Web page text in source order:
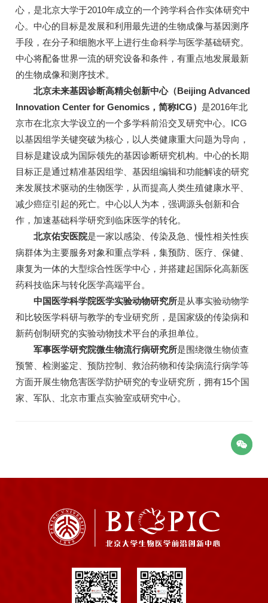
心，是北京大学于2010年成立的一个跨学科合作实体研究中
心。中心的目标是发展和利用最先进的生物成像与基因测序
手段，在分子和细胞水平上进行生命科学与医学基础研究。
中心将配备世界一流的研究设备和条件，有重点地发展最新
的生物成像和测序技术。
北京未来基因诊断高精尖创新中心（Beijing Advanced
Innovation Center for Genomics，简称ICG） 是2016年北
京市在北京大学设立的一个多学科前沿交叉研究中心。ICG
以基因组学关键突破为核心，以人类健康重大问题为导向，
目标是建设成为国际领先的基因诊断研究机构。中心的长期
目标正是通过精准基因组学、基因组编辑和功能解读的研究
来发展技术驱动的生物医学，从而提高人类生殖健康水平、
减少癌症引起的死亡。中心以人为本，强调源头创新和合
作，加速基础科学研究到临床医学的转化。
北京佑安医院是一家以感染、传染及急、慢性相关性疾
病群体为主要服务对象和重点学科，集预防、医疗、保健、
康复为一体的大型综合性医学中心，并搭建起国际化高新医
药科技临床与转化医学高端平台。
中国医学科学院医学实验动物研究所是从事实验动物学
和比较医学科研与教学的专业研究所，是国家级的传染病和
新药创制研究的实验动物技术平台的承担单位。
军事医学研究院微生物流行病研究所是围绕微生物侦查
预警、检测鉴定、预防控制、救治药物和传染病流行病学等
方面开展生物危害医学防护研究的专业研究所，拥有15个国
家、军队、北京市重点实验室或研究中心。